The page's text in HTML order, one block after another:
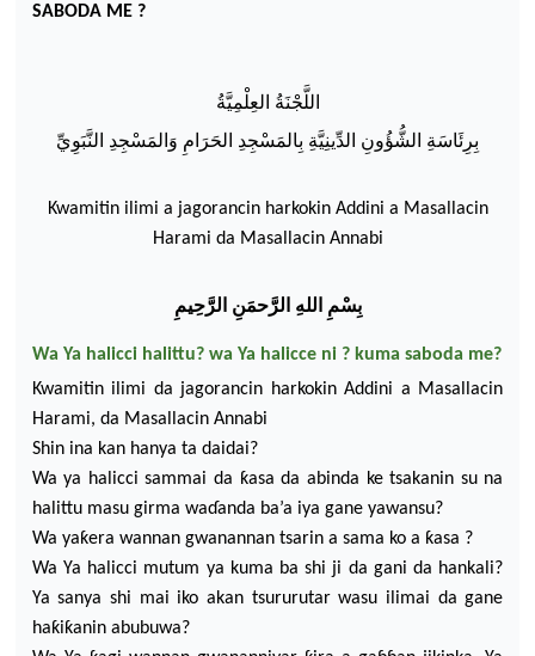
SABODA ME ?
اللَّجْنَةُ العِلْمِيَّةُ
بِرِئَاسَةِ الشُّؤُونِ الدِّينِيَّةِ بِالمَسْجِدِ الحَرَامِ وَالمَسْجِدِ النَّبَوِيِّ
Kwamitin ilimi a jagorancin harkokin Addini a Masallacin
Harami da Masallacin Annabi
بسم الله الرحمن الرحيم
Wa Ya halicci halittu? wa Ya halicce ni ? kuma saboda me?
Kwamitin ilimi da jagorancin harkokin Addini a Masallacin
Harami, da Masallacin Annabi
Shin ina kan hanya ta daidai?
Wa ya halicci sammai da ƙasa da abinda ke tsakanin su na
halittu masu girma waɗanda ba’a iya gane yawansu?
Wa yaƙera wannan gwanannan tsarin a sama ko a ƙasa ?
Wa Ya halicci mutum ya kuma ba shi ji da gani da hankali?
Ya sanya shi mai iko akan tsururutar wasu ilimai da gane
haƙiƙanin abubuwa?